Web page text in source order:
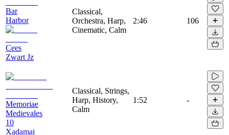
Bar
Harbor
Cees
Zwart Jz
Classical,
Orchestra, Harp,
Cinematic, Calm
2:46 106
Memoriae
Medievales
10
Xadamai
Classical, Strings,
Harp, History,
Calm
1:52 -